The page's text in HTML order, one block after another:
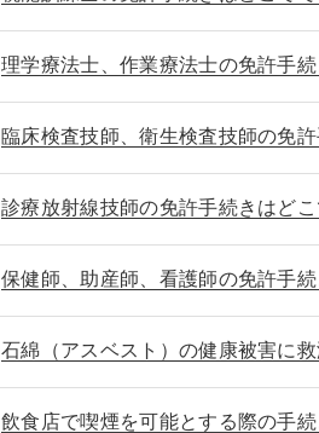
理学療法士、作業療法士の免許手続
臨床検査技師、衛生検査技師の免
診療放射線技師の免許手続きはどこ
保健師、助産師、看護師の免許手続
石綿（アスベスト）の健康被害に救
飲食店で喫煙を可能とする際の手続